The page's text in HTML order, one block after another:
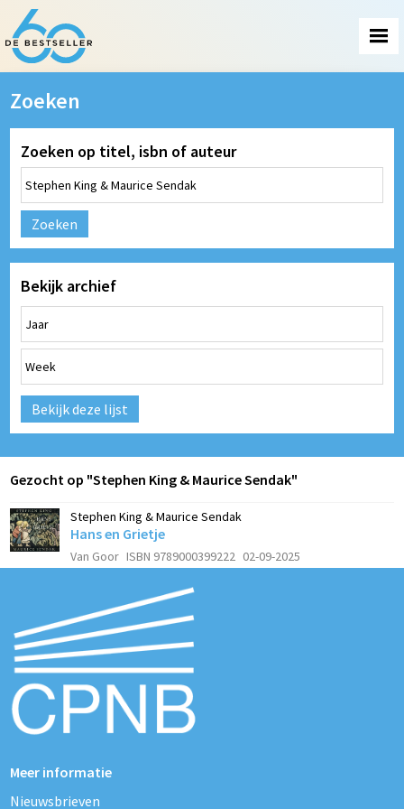
Zoeken
Zoeken op titel, isbn of auteur
Zoeken
Bekijk archief
Bekijk deze lijst
Gezocht op "Stephen King & Maurice Sendak"
Stephen King & Maurice Sendak
Hans en Grietje
Van Goor ISBN 9789000399222 02-09-2025
Meer informatie
Nieuwsbrieven